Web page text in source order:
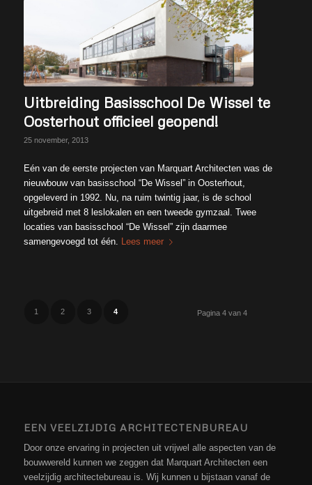
Uitbreiding Basisschool De Wissel te
Oosterhout officieel geopend!
25 november, 2013
Eén van de eerste projecten van Marquart Architecten was de
nieuwbouw van basisschool “De Wissel” in Oosterhout,
opgeleverd in 1992. Nu, na ruim twintig jaar, is de school
uitgebreid met 8 leslokalen en een tweede gymzaal. Twee
locaties van basisschool “De Wissel” zijn daarmee
samengevoegd tot één. Lees meer
Pagina 4 van 4
1 2 3 4
EEN VEELZIJDIG ARCHITECTENBUREAU
Door onze ervaring in projecten uit vrijwel alle aspecten van de
bouwwereld kunnen we zeggen dat Marquart Architecten een
veelzijdig architectebureau is. Wij kunnen u bijstaan vanaf de